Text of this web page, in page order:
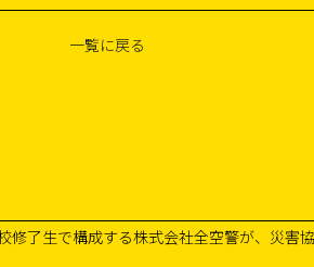
一覧に戻る
修了生で構成する株式会社全空警が、災害